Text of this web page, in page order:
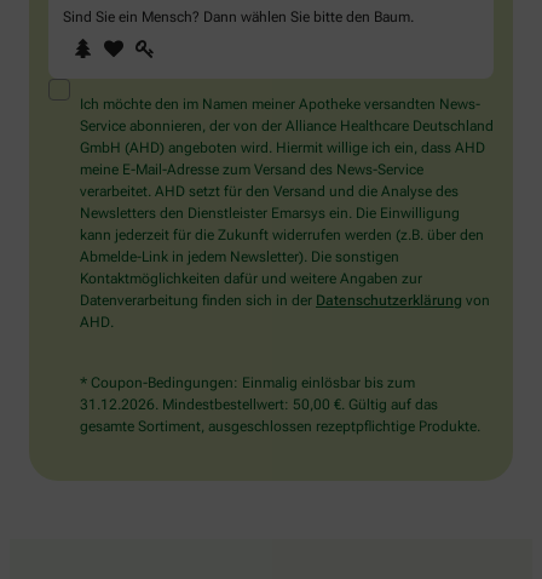
Sind Sie ein Mensch? Dann wählen Sie bitte den Baum
Sind
Sie
ein
Mensch?
Dann
wählen
Sie
bitte
den
Baum.
1 2
Ich möchte den im Namen meiner Apotheke versandten News-
Service abonnieren, der von der Alliance Healthcare Deutschland
GmbH (AHD) angeboten wird. Hiermit willige ich ein, dass AHD
meine E-Mail-Adresse zum Versand des News-Service
verarbeitet. AHD setzt für den Versand und die Analyse des
Newsletters den Dienstleister Emarsys ein. Die Einwilligung
kann jederzeit für die Zukunft widerrufen werden (z.B. über den
Abmelde-Link in jedem Newsletter). Die sonstigen
Kontaktmöglichkeiten dafür und weitere Angaben zur
Datenverarbeitung finden sich in der Datenschutzerklärung von
AHD.
* Coupon-Bedingungen: Einmalig einlösbar bis zum
31.12.2026. Mindestbestellwert: 50,00 €. Gültig auf das
gesamte Sortiment, ausgeschlossen rezeptpflichtige Produkte.